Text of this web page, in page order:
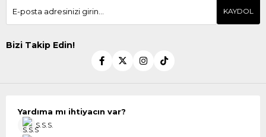
KAYDOL
Bizi Takip Edin!
Yardıma mı ihtiyacın var?
S.S.S.